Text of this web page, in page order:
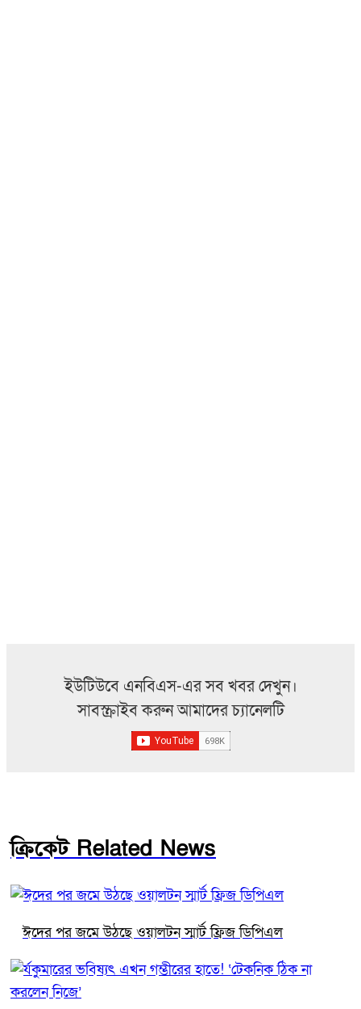
ইউটিউবে এনবিএস-এর সব খবর দেখুন।
সাবস্ক্রাইব করুন আমাদের চ্যানেলটি
ক্রিকেট Related News
ঈদের পর জমে উঠছে ওয়ালটন স্মার্ট ফ্রিজ ডিপিএল